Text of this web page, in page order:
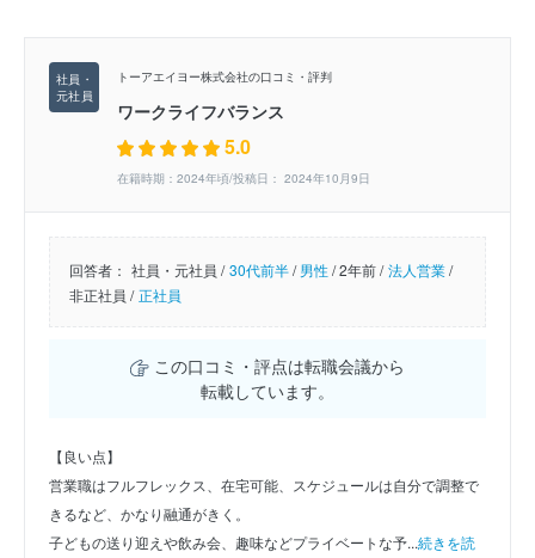
トーアエイヨー株式会社の口コミ・評判
ワークライフバランス
5.0
在籍時期：2024年頃/投稿日： 2024年10月9日
回答者： 社員・元社員 / 30代前半/男性/2年前 / 法人営業/
非正社員 / 正社員
この口コミ・評点は転職会議から
転載しています。
【良い点】
営業職はフルフレックス、在宅可能、スケジュールは自分で調整で
きるなど、かなり融通がきく。
子どもの送り迎えや飲み会、趣味などプライベートな予...続きを読